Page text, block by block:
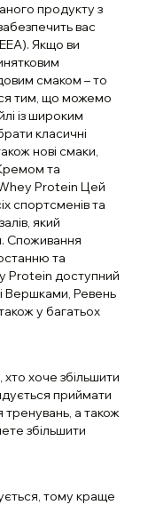
продукту з
вас
Якщо ви
смаком – то
тим, що можемо
із широким
класичні
нові смаки,
та
Protein Цей
спортсменів та
який
Споживання
та
Protein доступний
Вершками, Ревень
у багатьох
хто хоче збільшити
приймати
тренувань, а також
збільшити
тому краще